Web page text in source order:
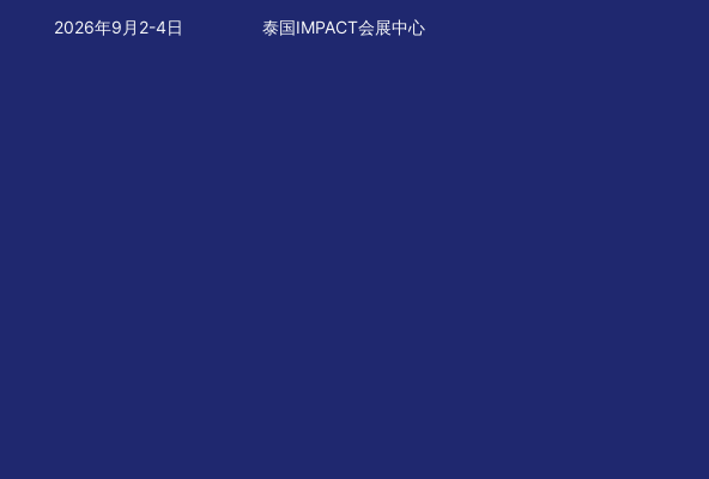
2026年9月2-4日 泰国IMPACT会展中心